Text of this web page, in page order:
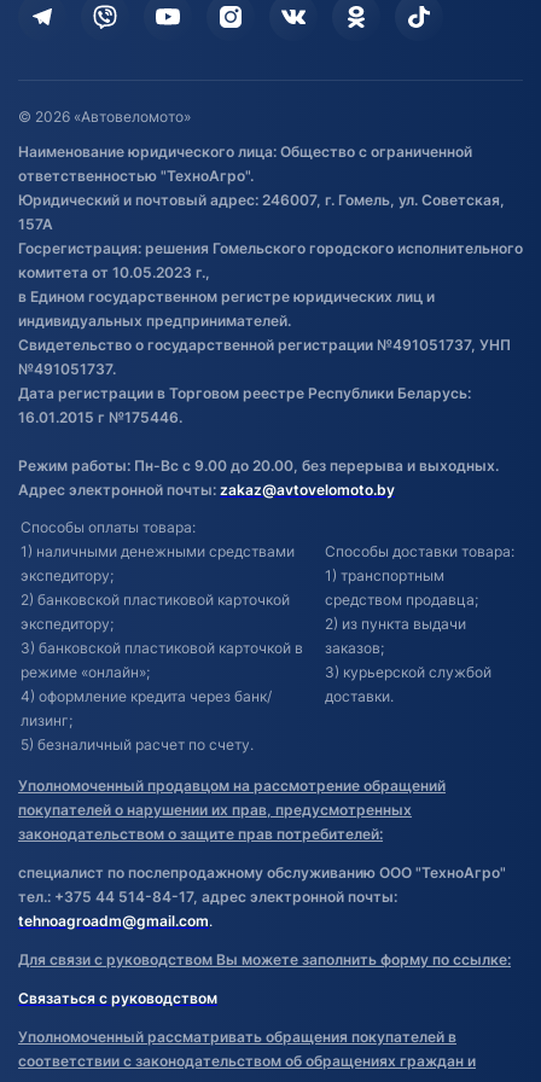
Дополнительные услуги
Оставить отзыв
Договор публичной оферты
Обработка файлов cookie
Постановка транспорта на учет
Обновления в ЭПТС 2024
© 2026 «Автовеломото»
Наименование юридического лица: Общество с ограниченной
ответственностью "ТехноАгро".
Юридический и почтовый адрес: 246007, г. Гомель, ул. Советская,
157А
Госрегистрация: решения Гомельского городского исполнительного
комитета от 10.05.2023 г.,
в Едином государственном регистре юридических лиц и
индивидуальных предпринимателей.
Свидетельство о государственной регистрации №491051737, УНП
№491051737.
Дата регистрации в Торговом реестре Республики Беларусь:
16.01.2015 г №175446.
Режим работы: Пн-Вс с 9.00 до 20.00, без перерыва и выходных.
Адрес электронной почты: zakaz@avtovelomoto.by
Способы оплаты товара:
1) наличными денежными средствами
экспедитору;
2) банковской пластиковой карточкой
экспедитору;
3) банковской пластиковой карточкой в
режиме «онлайн»;
4) оформление кредита через банк/
лизинг;
5) безналичный расчет по счету.
Способы доставки товара:
1) транспортным
средством продавца;
2) из пункта выдачи
заказов;
3) курьерской службой
доставки.
Уполномоченный продавцом на рассмотрение обращений
покупателей о нарушении их прав, предусмотренных
законодательством о защите прав потребителей:
специалист по послепродажному обслуживанию ООО "ТехноАгро"
тел.: +375 44 514-84-17, адрес электронной почты:
tehnoagroadm@gmail.com.
Для связи с руководством Вы можете заполнить форму по ссылке:
Связаться с руководством
Уполномоченный рассматривать обращения покупателей в
соответствии с законодательством об обращениях граждан и